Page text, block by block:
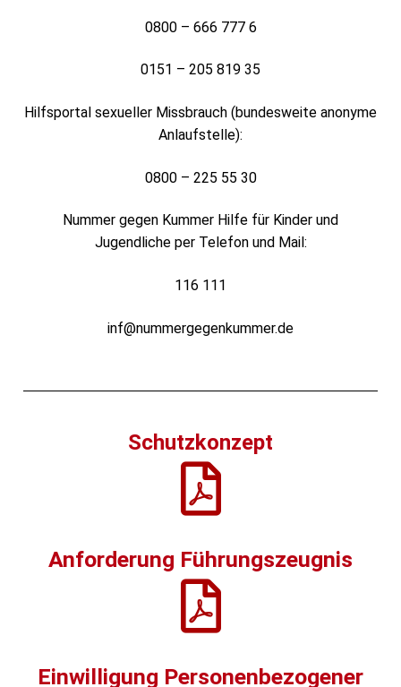
0800 – 666 777 6
0151 – 205 819 35
Hilfsportal sexueller Missbrauch (bundesweite anonyme
Anlaufstelle):
0800 – 225 55 30
Nummer gegen Kummer Hilfe für Kinder und
Jugendliche per Telefon und Mail:
116 111
inf@nummergegenkummer.de
Schutzkonzept
Anforderung Führungszeugnis
Einwilligung Personenbezogener